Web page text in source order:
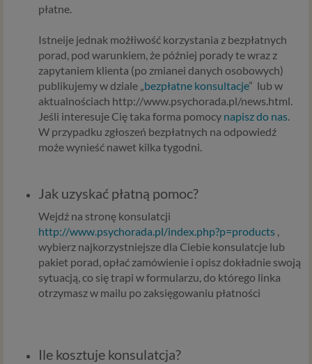
płatne.
Istneije jednak możłiwość korzystania z bezpłatnych
porad, pod warunkiem, że później porady te wraz z
zapytaniem klienta (po zmianei danych osobowych)
publikujemy w dziale „bezpłatne konsultacje” lub w
aktualnościach http://www.psychorada.pl/news.html.
Jeśli interesuje Cię taka forma pomocy napisz do nas.
W przypadku zgłoszeń bezpłatnych na odpowiedź
może wynieść nawet kilka tygodni.
Jak uzyskać płatną pomoc?
Wejdź na stronę konsulatcji
http://www.psychorada.pl/index.php?p=products ,
wybierz najkorzystniejsze dla Ciebie konsulatcje lub
pakiet porad, opłać zamówienie i opisz dokładnie swoją
sytuacją, co się trapi w formularzu, do którego linka
otrzymasz w mailu po zaksięgowaniu płatności
Ile kosztuje konsulatcja?
koniecznym do prowadzenia serwisu i marketingowym.
skontaktuj się z nami.
Twoje uprawnienia
Zgodnie z RODO przysługują Ci następujące uprawnienia
wobec Twoich danych i ich przetwarzania przez nas i
Zaufanych Partnerów.
Jeśli udzieliłeś zgody na przetwarzanie danych
danych osobowych, ich sprostowania, usunięcia lub
ograniczenia przetwarzania, prawo do przeniesienia
danych, wyrażenia sprzeciwu wobec przetwarzani
danych oraz prawo do wniesienia skargi do organu
nadzorczego – GIODO. Uprawnienia powyższe
przysługują także w przypadku prawidłowego
przetwarzania danych przez administratora.
Jeśli chcesz zgodzić się na przetwarzanie przez podmioty z